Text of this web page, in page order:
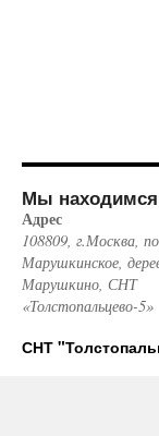
Мы находимся
Адрес
108809, г.Москва,
Марушкинское,
Марушкино, СНТ
«Толстопальцево-5»
СНТ